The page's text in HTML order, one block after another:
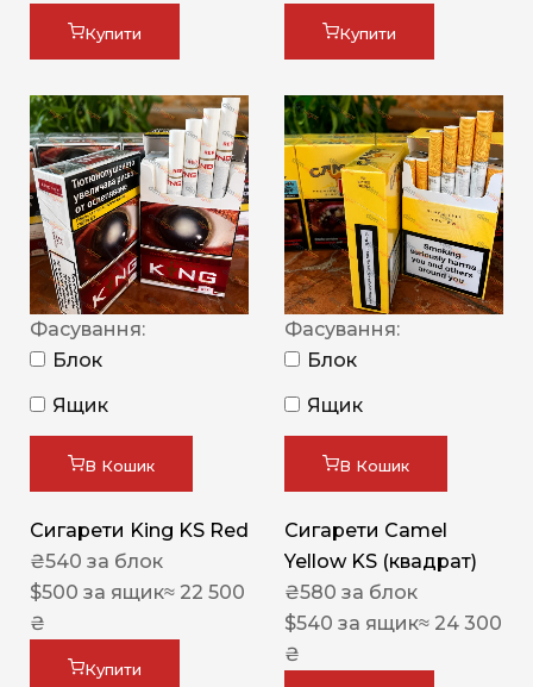
Купити Купити
Фасування:
Блок
Ящик
В Кошик
Сигарети King KS Red
₴540 за блок
$500 за ящик≈ 22 500
₴
Купити
Фасування:
Блок
Ящик
В Кошик
Сигарети Camel
Yellow KS (квадрат)
₴580 за блок
$540 за ящик≈ 24 300
₴